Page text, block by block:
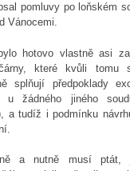
pomluvy po loňském
Vánocemi.
hotovo vlastně asi
které kvůli tomu
splňují předpoklady
u žádného jiného
a tudíž i podmínku
a nutně musí ptát,